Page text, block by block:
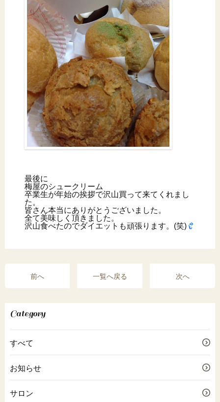
最後に
梅屋のシュークリーム
卒業生が年始の挨拶で沢山買って来てくれまし
た。
皆さん本当にありがとうございました。
全て美味しく頂きました。
沢山食べたのでダイエットも頑張ります。(笑)
前へ 一覧へ戻る 次へ
Category
すべて
お知らせ
サロン